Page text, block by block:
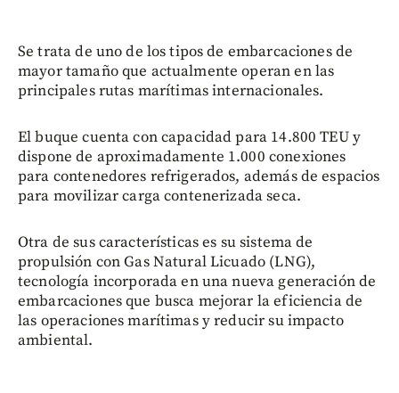
Se trata de uno de los tipos de embarcaciones de
mayor tamaño que actualmente operan en las
principales rutas marítimas internacionales.
El buque cuenta con capacidad para 14.800 TEU y
dispone de aproximadamente 1.000 conexiones
para contenedores refrigerados, además de espacios
para movilizar carga contenerizada seca.
Otra de sus características es su sistema de
propulsión con Gas Natural Licuado (LNG),
tecnología incorporada en una nueva generación de
embarcaciones que busca mejorar la eficiencia de
las operaciones marítimas y reducir su impacto
ambiental.